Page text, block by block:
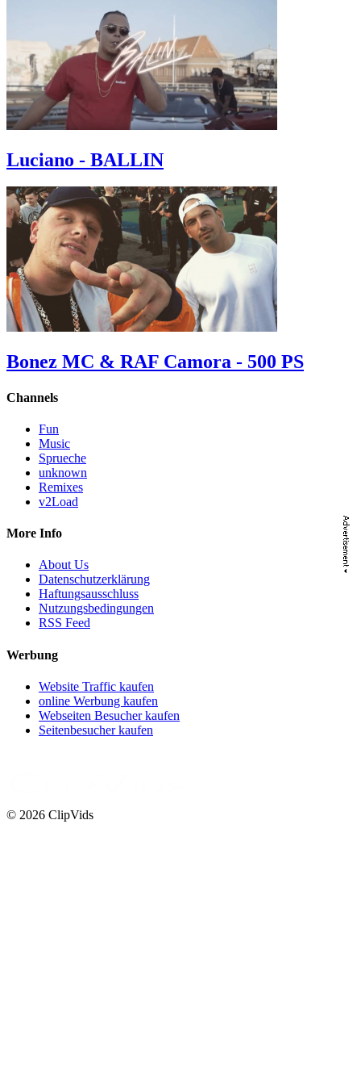
Luciano - BALLIN
Bonez MC & RAF Camora - 500 PS
Channels
Fun
Music
Sprueche
unknown
Remixes
v2Load
More Info
About Us
Datenschutzerklärung
Haftungsausschluss
Nutzungsbedingungen
RSS Feed
Werbung
Website Traffic kaufen
online Werbung kaufen
Webseiten Besucher kaufen
Seitenbesucher kaufen
© 2026 ClipVids